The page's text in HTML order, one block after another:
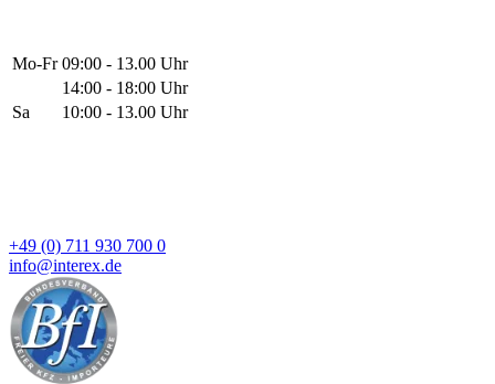
Mo-Fr 09:00 - 13.00 Uhr
14:00 - 18:00 Uhr
Sa
10:00 - 13.00 Uhr
+49 (0) 711 930 700 0
info@interex.de